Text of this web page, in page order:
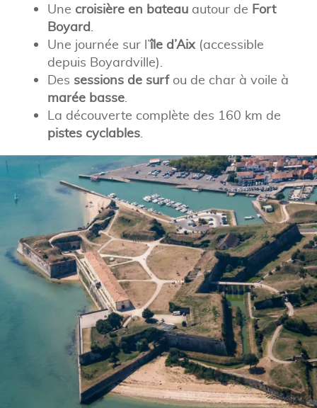
Une croisière en bateauautour de Fort
Boyard.
Une journée sur l’île d’Aix(accessible
depuis Boyardville).
Des sessions de surfou de char à voile à
marée basse.
La découverte complète des 160 km de
pistes cyclables.